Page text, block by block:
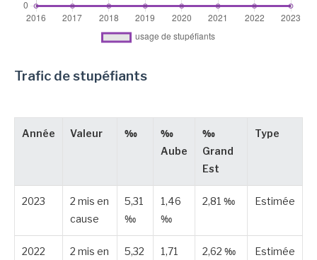
Trafic de stupéfiants
Année Valeur ‰
‰
Aube
‰
Grand
Est
Type
2023
2 mis en
cause
5,31
‰
1,46
‰
2,81 ‰ Estimée
2022
2 mis en
5,32
1,71
2,62 ‰ Estimée